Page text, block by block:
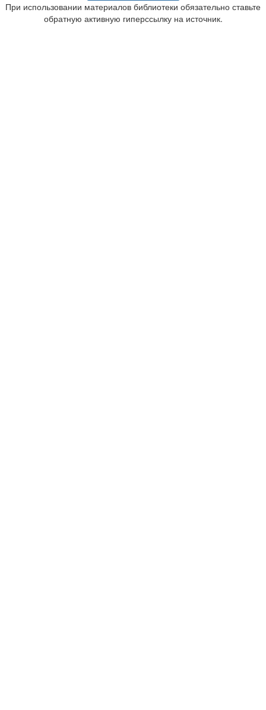
При использовании материалов библиотеки обязательно ставьте
обратную активную гиперссылку на источник.